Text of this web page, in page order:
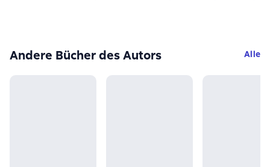
Andere Bücher des Autors Alle